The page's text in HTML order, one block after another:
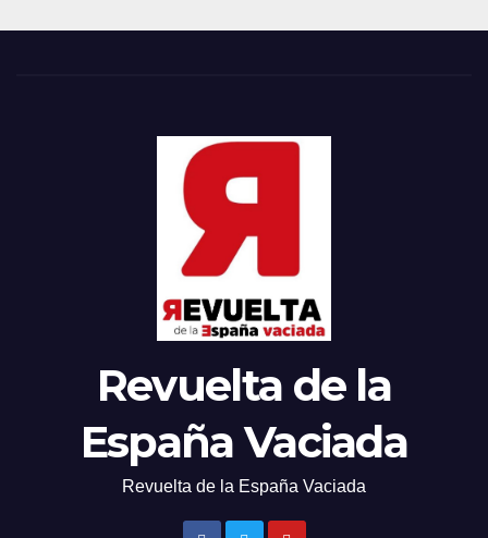
Revuelta de la
España Vaciada
Revuelta de la España Vaciada